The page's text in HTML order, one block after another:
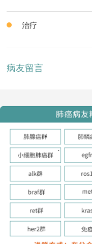
治疗
病友留言